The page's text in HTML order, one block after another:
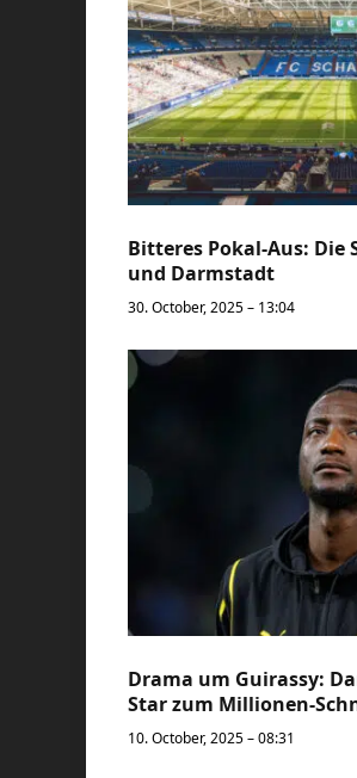
Bitteres Pokal-Aus: Die
und Darmstadt
30. October, 2025 – 13:04
Drama um Guirassy:
Star zum Millionen-
10. October, 2025 – 08:31